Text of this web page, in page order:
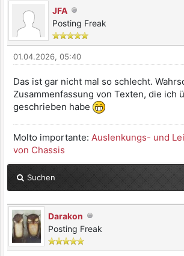
JFA
Posting Freak
01.04.2026, 05:40
Das ist gar nicht mal so schlecht.
Zusammenfassung von Texten, die ich
geschrieben habe
Molto importante: Auslenkungs- und
von Chassis
Suchen
Darakon
Posting Freak